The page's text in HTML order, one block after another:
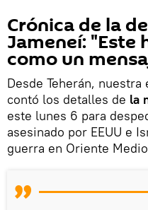
Crónica de la
Jameneí: "Este
como un
Desde Teherán,
contó los detalles de la
este lunes 6 para
asesinado por EEUU e
guerra en Oriente